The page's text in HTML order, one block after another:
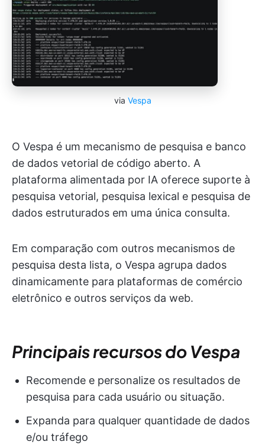
via Vespa
O Vespa é um mecanismo de pesquisa e banco
de dados vetorial de código aberto. A
plataforma alimentada por IA oferece suporte à
pesquisa vetorial, pesquisa lexical e pesquisa de
dados estruturados em uma única consulta.
Em comparação com outros mecanismos de
pesquisa desta lista, o Vespa agrupa dados
dinamicamente para plataformas de comércio
eletrônico e outros serviços da web.
Principais recursos do Vespa
Recomende e personalize os resultados de
pesquisa para cada usuário ou situação.
Expanda para qualquer quantidade de dados
e/ou tráfego